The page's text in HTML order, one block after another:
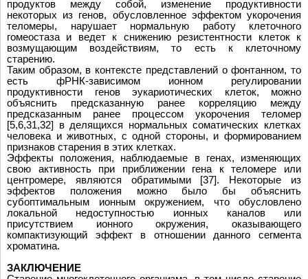
продуктов между собой, изменение продуктивности
некоторых из генов, обусловленное эффектом укорочения
теломеры, нарушает нормальную работу клеточного
гомеостаза и ведет к снижению резистентности клеток к
возмущающим воздействиям, то есть к клеточному
старению.
Таким образом, в контексте представлений о фонтанном, то
есть фРНК-зависимом ионном регулировании
продуктивности генов эукариотических клеток, можно
объяснить предсказанную ранее корреляцию между
предсказанным ранее процессом укорочения теломер
[5,6,31,32] в делящихся нормальных соматических клетках
человека и животных, с одной стороны, и формированием
признаков старения в этих клетках.
Эффекты положения, наблюдаемые в генах, изменяющих
свою активность при приближении гена к теломере или
центромере, являются обратимыми [37]. Некоторые из
эффектов положения можно было бы объяснить
субоптимальным ионным окружением, что обусловлено
локальной недоступностью ионных каналов или
присутствием ионного окружения, оказывающего
компактизующий эффект в отношении данного сегмента
хроматина.
ЗАКЛЮЧЕНИЕ